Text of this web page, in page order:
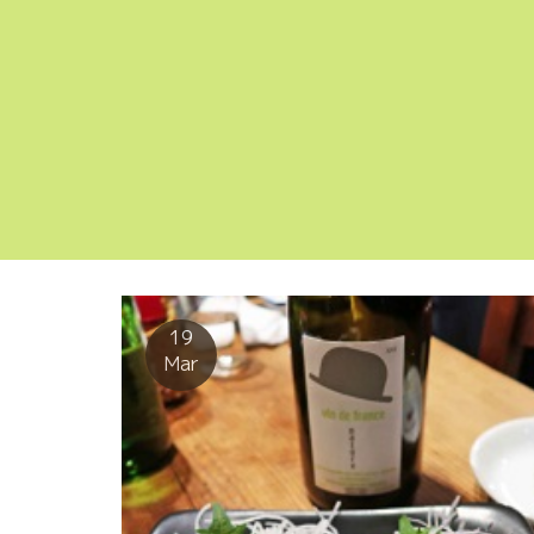
19
Mar